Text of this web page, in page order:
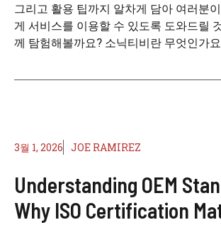
그리고 활용 팁까지 알차게 담아 여러분
게 서비스를 이용할 수 있도록 도와드릴
께 탐험해볼까요? 소닉티비란 무엇인가
3월 1, 2026 JOE RAMIREZ
Understanding OEM
Why ISO Certification